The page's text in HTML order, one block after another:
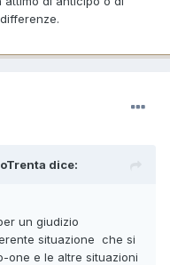
dice:
un giudizio
situazione che si
one e le altre situazioni